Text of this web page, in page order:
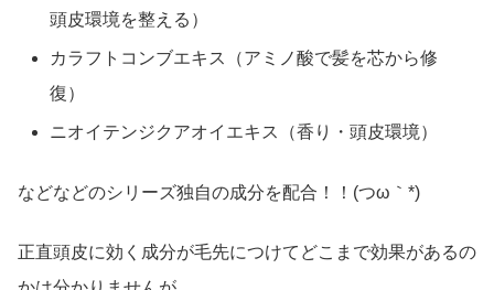
頭皮環境を整える）
カラフトコンブエキス（アミノ酸で髪を芯から修
復）
ニオイテンジクアオイエキス（香り・頭皮環境）
などなどのシリーズ独自の成分を配合！！(つω｀*)
正直頭皮に効く成分が毛先につけてどこまで効果があるの